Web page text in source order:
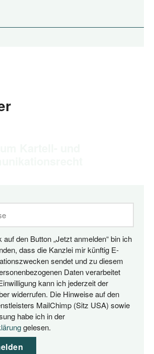
auf den Button „Jetzt anmelden“ bin ich
dass die Kanzlei mir künftig E-
sendet und zu diesem
Daten verarbeitet
kann ich jederzeit der
widerrufen. Die Hinweise auf den
MailChimp (Sitz USA) sowie
habe ich in der
gelesen.